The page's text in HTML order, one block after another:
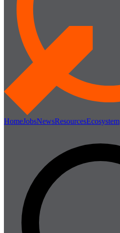
HomeJobsNewsResourcesEcosystem